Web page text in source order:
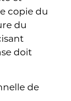
copie du
du
doit
de